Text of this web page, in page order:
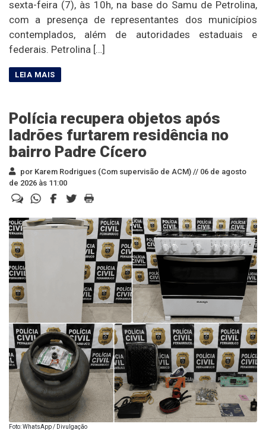
sexta-feira (7), às 10h, na base do Samu de Petrolina,
com a presença de representantes dos municípios
contemplados, além de autoridades estaduais e
federais. Petrolina […]
Polícia recupera objetos após
ladrões furtarem residência no
bairro Padre Cícero
por Karem Rodrigues (Com supervisão de ACM) // 06 de agosto
de 2026 às 11:00
Foto: WhatsApp / Divulgação